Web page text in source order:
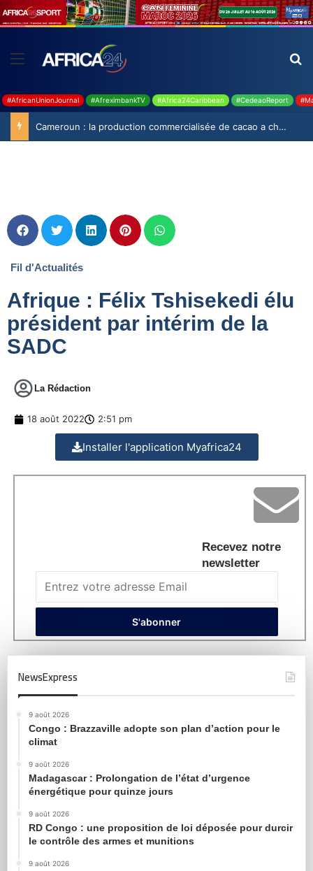
#AfricanUnionJournal #AfreximbankTV #Africa24Caribbean #CedeaoReport
Cameroun : la production commercialisée de cacao a chuté de 19,9% durant la saison 2025-2026
Fil d'Actualités
Afrique : Félix Tshisekedi élu
président par intérim de la
SADC
La Rédaction
18 août 2022 2:51 pm
Installer l'application Myafrica24
Recevez notre
newsletter
NewsExpress
9 août 2026
Congo : Brazzaville adopte son plan d’action pour le
climat
9 août 2026
Madagascar : Prolongation de l’état d’urgence
énergétique pour quinze jours
9 août 2026
RD Congo : une proposition de loi déposée pour durcir
le contrôle des armes et munitions
9 août 2026